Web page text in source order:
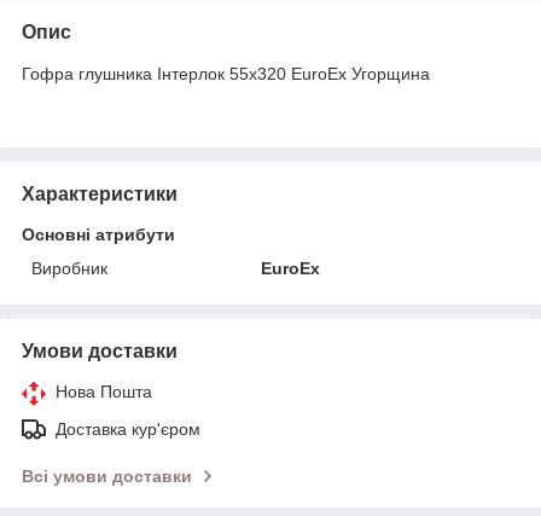
Опис
Гофра глушника Інтерлок 55x320 EuroEx Угорщина
Характеристики
Основні атрибути
Виробник
EuroEx
Умови доставки
Нова Пошта
Доставка кур'єром
Всі умови доставки